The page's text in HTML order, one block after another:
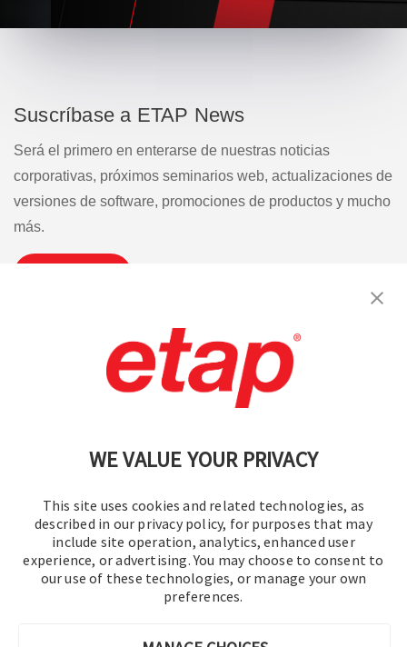
WE VALUE YOUR PRIVACY
This site uses cookies and related technologies, as
described in our privacy policy, for purposes that may
include site operation, analytics, enhanced user
experience, or advertising. You may choose to consent to
our use of these technologies, or manage your own
preferences.
Suscríbase a ETAP News
Será el primero en enterarse de nuestras noticias
corporativas, próximos seminarios web, actualizaciones de
versiones de software, promociones de productos y mucho
más.
Contáctenos | Condiciones de uso
política de privacidad Mapa del sitio
© 2016-2026 Operation Technology, Inc.
Todos los derechos reservados.